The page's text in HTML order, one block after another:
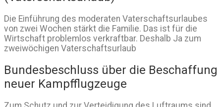
Die Einführung des moderaten Vaterschaftsurlaubes
von zwei Wochen stärkt die Familie. Das ist für die
Wirtschaft problemlos verkraftbar. Deshalb Ja zum
zweiwöchigen Vaterschaftsurlaub
Bundesbeschluss über die Beschaffung
neuer Kampfflugzeuge